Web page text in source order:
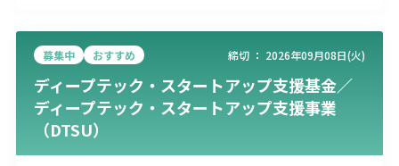
募集中 おすすめ 締切 ： 2026年09月08日(火)
ディープテック・スタートアップ支援基金／
ディープテック・スタートアップ支援事業
（DTSU）